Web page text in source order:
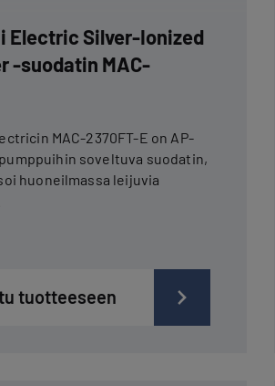
Electric Silver-Ionized
-suodatin MAC-
MAC-2370FT-E on AP-
soveltuva suodatin,
huoneilmassa leijuvia
tuotteeseen